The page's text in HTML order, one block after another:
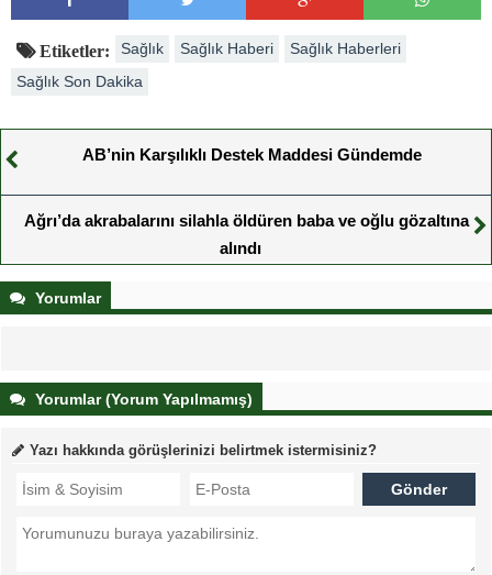
Etiketler: Sağlık Sağlık Haberi
Sağlık Haberleri
Sağlık Son Dakika
AB’nin Karşılıklı Destek Maddesi Gündemde
Ağrı’da akrabalarını silahla öldüren baba ve oğlu gözaltına
alındı
Yorumlar
Yorumlar (Yorum Yapılmamış)
Yazı hakkında görüşlerinizi belirtmek istermisiniz?